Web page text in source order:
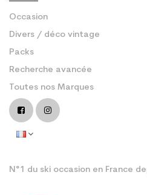
Occasion
Divers / déco vintage
Packs
Recherche avancée
Toutes nos Marques
N°1 du ski occasion en France